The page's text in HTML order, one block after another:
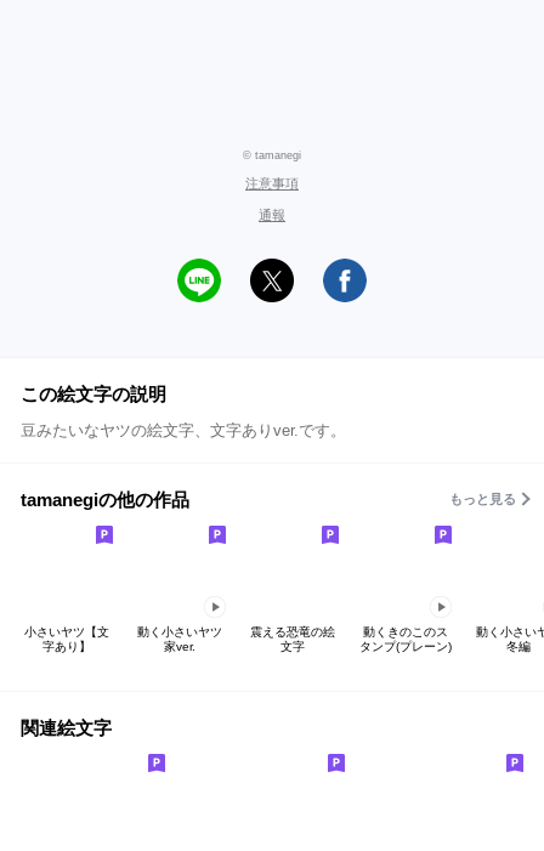
© tamanegi
注意事項
通報
この絵文字の説明
豆みたいなヤツの絵文字、文字ありver.です。
tamanegiの他の作品 もっと見る
小さいヤツ【文
字あり】
動く小さいヤツ
家ver.
震える恐竜の絵
文字
動くきのこのス
タンプ(プレーン)
動く小さい
冬編
関連絵文字